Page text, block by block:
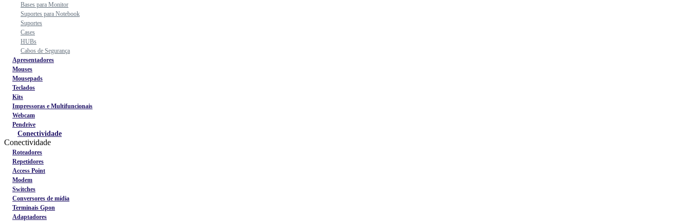
Bases para Monitor
Suportes para Notebook
Suportes
Cases
HUBs
Cabos de Segurança
Apresentadores
Mouses
Mousepads
Teclados
Kits
Impressoras e Multifuncionais
Webcam
Pendrive
Conectividade
Conectividade
Roteadores
Repetidores
Access Point
Modem
Switches
Conversores de mídia
Terminais Gpon
Adaptadores